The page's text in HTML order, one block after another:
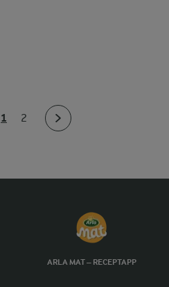
1 2
ARLA MAT – RECEPTAPP